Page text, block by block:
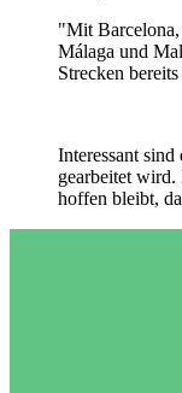
"Mit
Málaga und
Strecken
Interessant sind
gearbeitet
hoffen bleibt,